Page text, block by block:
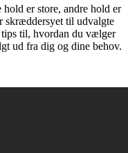
er store, andre hold er
skræddersyet til udvalgte
til, hvordan du vælger
ud fra dig og dine behov.